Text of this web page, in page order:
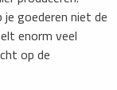
goederen niet de
enorm veel
op de